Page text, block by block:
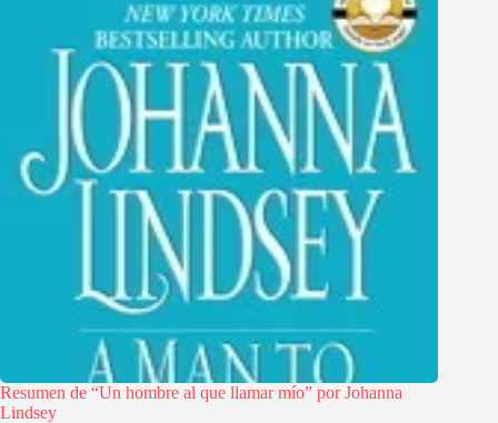
Resumen de “Un hombre al que llamar mío” por Johanna
Lindsey